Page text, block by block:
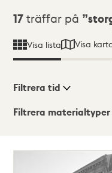
Sökresultat
17 träffar på
Visa lista Visa
Visningsläge
Filtrera tid
Filtrera materialtyper